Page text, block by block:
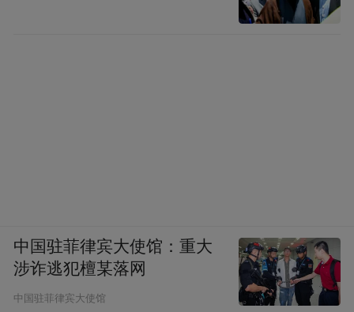
中国驻菲律宾大使馆：重大
涉诈逃犯檀某落网
中国驻菲律宾大使馆